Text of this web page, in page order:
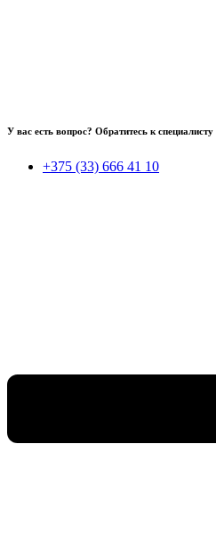
У вас есть вопрос? Обратитесь к специалисту
+375 (33) 666 41 10